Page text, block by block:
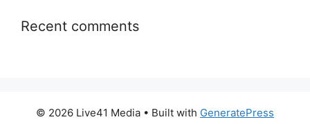
Recent comments
© 2026 Live41 Media • Built with GeneratePress